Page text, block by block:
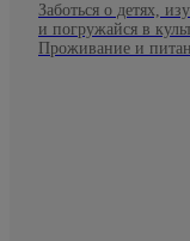
Заботься о детях,
и погружайся в
Проживание и